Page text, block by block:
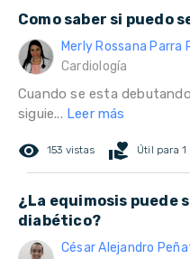
Como saber si puedo
Merly Rossana Parra
Cardiología
Cuando se esta
siguie... Leer más
remove_red_eye 153 vistas volunteer_activism Útil para
¿La equimosis puede
diabético?
César Alejandro